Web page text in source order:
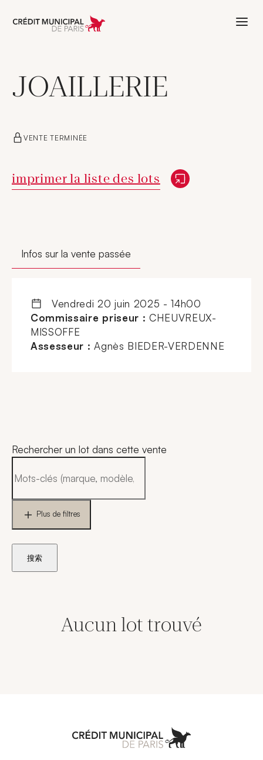
Aller à l'accueil de Crédit Municipal
JOAILLERIE
VENTE TERMINÉE
Nouvelle fenêtre
imprimer la liste des lots
Infos sur la vente passée
vendredi 20 juin 2025 - 14h00
Commissaire priseur : CHEUVREUX-
MISSOFFE
Assesseur : Agnès BIEDER-VERDENNE
Rechercher un lot dans cette vente
Plus de filtres
搜索
Aucun lot trouvé